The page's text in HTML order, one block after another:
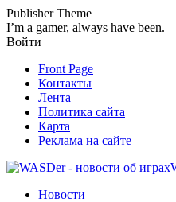
Publisher Theme
I’m a gamer, always have been.
Войти
Front Page
Контакты
Лента
Политика сайта
Карта
Реклама на сайте
Новости